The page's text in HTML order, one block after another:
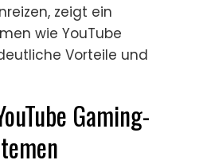
zeigt ein
wie YouTube
Vorteile und
Gaming-